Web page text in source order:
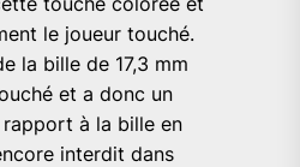
le joueur touché.
la bille de 17,3 mm
et a donc un
à la bille en
interdit dans